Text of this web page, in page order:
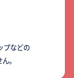
プなどの
。